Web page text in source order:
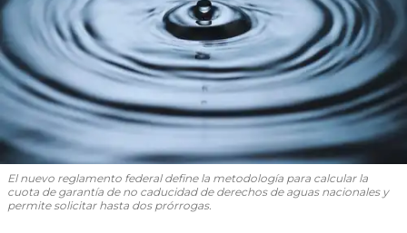
El nuevo reglamento federal define la metodología para calcular la
cuota de garantía de no caducidad de derechos de aguas nacionales y
permite solicitar hasta dos prórrogas.